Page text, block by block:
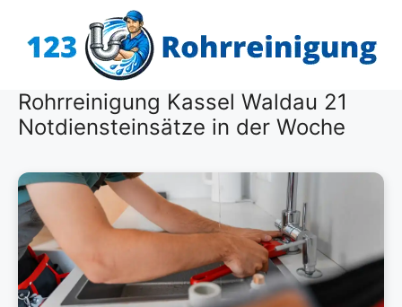
Inhalt
Rohrreinigung Kassel Waldau 21
Notdiensteinsätze in der Woche